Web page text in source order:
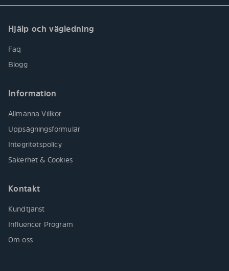
Hjälp och vägledning
Faq
Blogg
Information
Allmänna Villkor
Uppsägningsformulär
Integritetspolicy
Säkerhet & Cookies
Kontakt
Kundtjänst
Influencer Program
Om oss